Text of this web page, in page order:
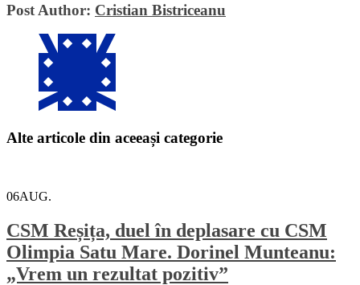
Post Author: Cristian Bistriceanu
Alte articole din aceeași categorie
06AUG.
CSM Reșița, duel în deplasare cu CSM
Olimpia Satu Mare. Dorinel Munteanu:
„Vrem un rezultat pozitiv”